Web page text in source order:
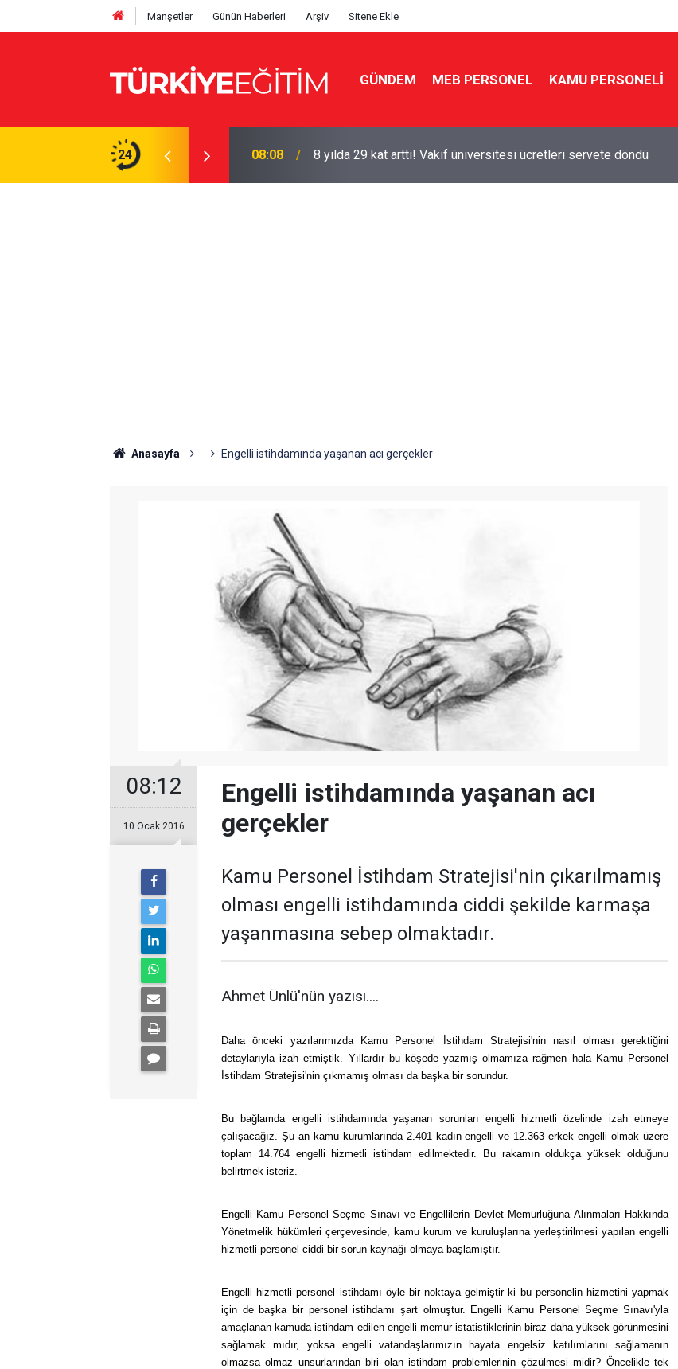
Manşetler Günün Haberleri Arşiv Sitene Ekle
GÜNDEM MEB PERSONEL KAMU PERSONELİ
24
Yazıhan'da atama yapıldı 08:08 8 yılda 29 kat arttı! Vakıf üniversitesi ücretleri servete döndü
Anasayfa Engelli istihdamında yaşanan acı gerçekler
08:12
10 Ocak 2016
Engelli istihdamında yaşanan acı
gerçekler
Kamu Personel İstihdam Stratejisi'nin çıkarılmamış
olması engelli istihdamında ciddi şekilde karmaşa
yaşanmasına sebep olmaktadır.
Ahmet Ünlü'nün yazısı....
Daha önceki yazılarımızda Kamu Personel İstihdam Stratejisi'nin nasıl olması gerektiğini
detaylarıyla izah etmiştik. Yıllardır bu köşede yazmış olmamıza rağmen hala Kamu Personel
İstihdam Stratejisi'nin çıkmamış olması da başka bir sorundur.
Bu bağlamda engelli istihdamında yaşanan sorunları engelli hizmetli özelinde izah etmeye
çalışacağız. Şu an kamu kurumlarında 2.401 kadın engelli ve 12.363 erkek engelli olmak üzere
toplam 14.764 engelli hizmetli istihdam edilmektedir. Bu rakamın oldukça yüksek olduğunu
belirtmek isteriz.
Engelli Kamu Personel Seçme Sınavı ve Engellilerin Devlet Memurluğuna Alınmaları Hakkında
Yönetmelik hükümleri çerçevesinde, kamu kurum ve kuruluşlarına yerleştirilmesi yapılan engelli
hizmetli personel ciddi bir sorun kaynağı olmaya başlamıştır.
Engelli hizmetli personel istihdamı öyle bir noktaya gelmiştir ki bu personelin hizmetini yapmak
için de başka bir personel istihdamı şart olmuştur. Engelli Kamu Personel Seçme Sınavı'yla
amaçlanan kamuda istihdam edilen engelli memur istatistiklerinin biraz daha yüksek görünmesini
sağlamak mıdır, yoksa engelli vatandaşlarımızın hayata engelsiz katılımlarını sağlamanın
olmazsa olmaz unsurlarından biri olan istihdam problemlerinin çözülmesi midir? Öncelikle tek